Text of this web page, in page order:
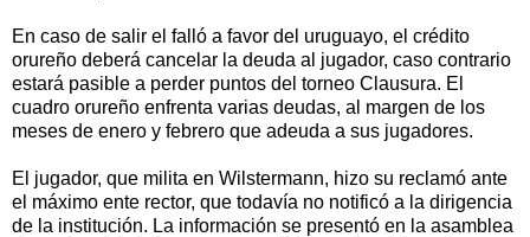
En caso de salir el falló a favor del uruguayo, el crédito
orureño deberá cancelar la deuda al jugador, caso contrario
estará pasible a perder puntos del torneo Clausura. El
cuadro orureño enfrenta varias deudas, al margen de los
meses de enero y febrero que adeuda a sus jugadores.
El jugador, que milita en Wilstermann, hizo su reclamó ante
el máximo ente rector, que todavía no notificó a la dirigencia
de la institución. La información se presentó en la asamblea